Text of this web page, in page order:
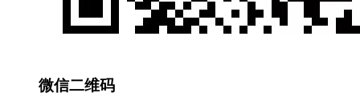
微信二维码